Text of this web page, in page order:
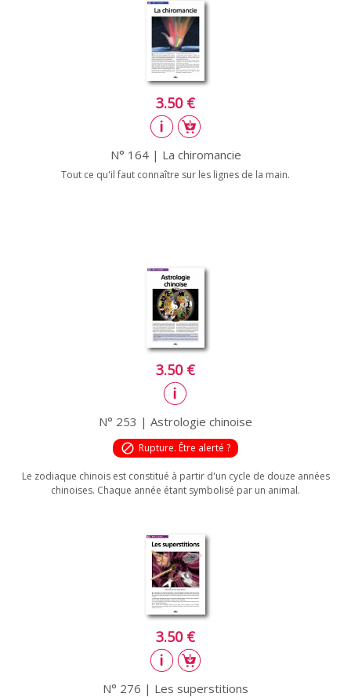
3.50 €
N° 164 | La chiromancie
Tout ce qu'il faut connaître sur les lignes de la main.
3.50 €
N° 253 | Astrologie chinoise
block Rupture. Être alerté ?
Le zodiaque chinois est constitué à partir d'un cycle de douze années
chinoises. Chaque année étant symbolisé par un animal.
3.50 €
N° 276 | Les superstitions